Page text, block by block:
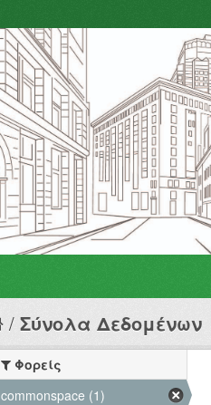
Σύνολα Δεδομένων
Φορείς
commonspace (1)